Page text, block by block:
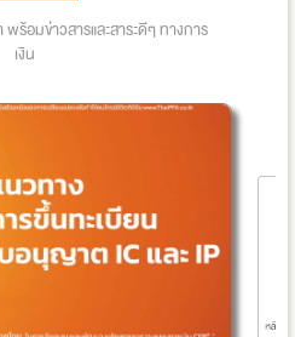
ร้อมข่าวสารและสาระดีๆ ทางการ
เงิน
หลักกา